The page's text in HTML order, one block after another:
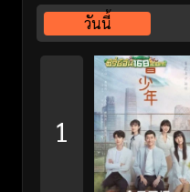
วันนี้
1